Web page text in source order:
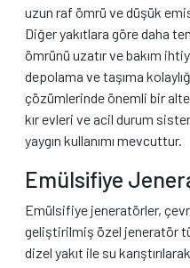
uzun raf ömrü ve düşük
Diğer yakıtlara göre daha
ömrünü uzatır ve bakım
depolama ve taşıma
çözümlerinde önemli bir
kır evleri ve acil durum
yaygın kullanımı mevcuttur.
Emülsifiye
Emülsifiye jeneratörler,
geliştirilmiş özel jeneratör
dizel yakıt ile su